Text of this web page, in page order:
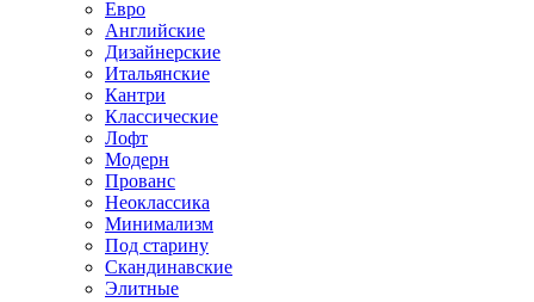
Евро
Английские
Дизайнерские
Итальянские
Кантри
Классические
Лофт
Модерн
Прованс
Неоклассика
Минимализм
Под старину
Скандинавские
Элитные